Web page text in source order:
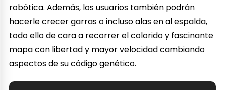
robótica. Además, los usuarios también podrán
hacerle crecer garras o incluso alas en al espalda,
todo ello de cara a recorrer el colorido y fascinante
mapa con libertad y mayor velocidad cambiando
aspectos de su código genético.